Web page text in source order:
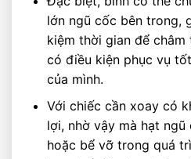
lớn ngũ cốc bên trong,
kiệm thời gian để
có điều kiện phục vụ
của mình.
Với chiếc cần xoay có
lợi, nhờ vậy mà hạt
hoặc bể vỡ trong quá